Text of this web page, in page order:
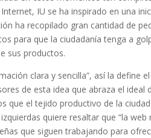
IU se ha inspirado en una
ha recopilado gran cantidad de
para que la ciudadanía tenga a
sus productos.
clara y sencilla”, así la define
de esta idea que abraza el
que el tejido productivo de la
quiere resaltar que “la
que siguen trabajando para